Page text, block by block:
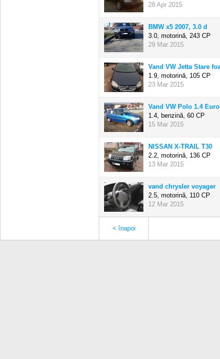
28 Apr 2015
BMW x5 2007, 3.0 d
3.0, motorină, 243 CP
29 Mar 2015
Vand VW Jetta Stare
1.9, motorină, 105 CP
23 Mar 2015
Vand VW Polo 1.4
1.4, benzină, 60 CP
15 Mar 2015
NISSAN X-TRAIL T30
2.2, motorină, 136 CP
13 Mar 2015
vand chrysler voyager
2.5, motorină, 110 CP
12 Mar 2015
< înapoi